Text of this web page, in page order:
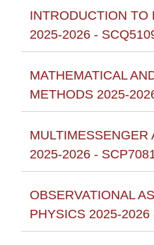
INTRODUCTION TO
2025-2026 -
MATHEMATICAL
METHODS 2025-
MULTIMESSENGER
2025-2026 -
OBSERVATIONAL
PHYSICS 2025-2026